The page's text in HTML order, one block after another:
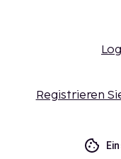
Registrieren